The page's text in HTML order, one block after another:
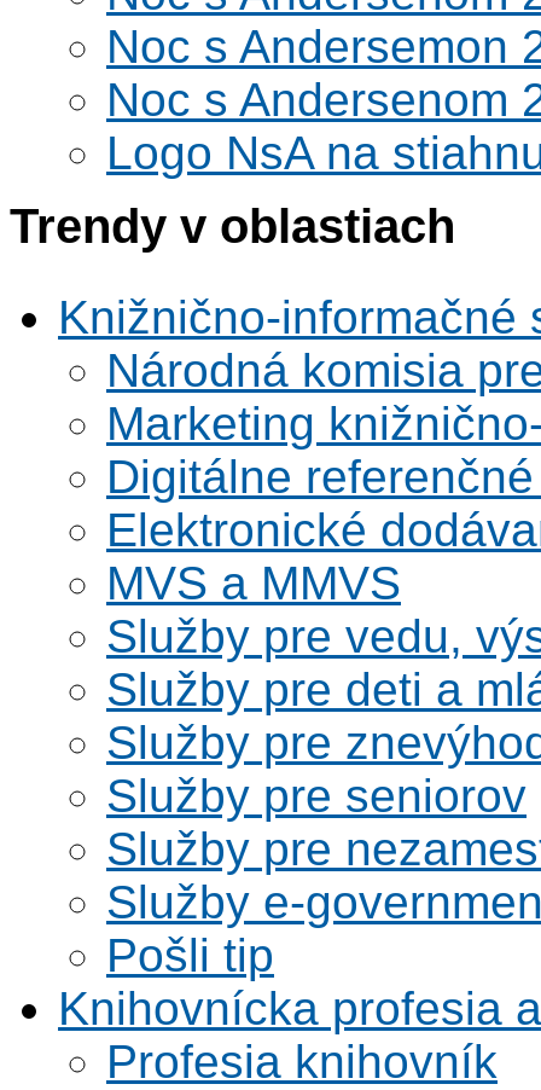
Noc s Andersemon
Noc s Andersenom
Logo NsA na
Trendy v oblastiach
Knižnično-informačné
Národná komisia
Marketing
Digitálne
Elektronické
MVS a MMVS
Služby pre vedu,
Služby pre deti a
Služby pre
Služby pre seniorov
Služby pre
Služby e-
Pošli tip
Knihovnícka profesia
Profesia knihovník